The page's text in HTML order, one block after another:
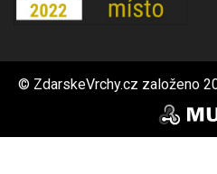
© ZdarskeVrchy.cz založeno